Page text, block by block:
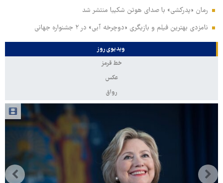
رمان «پدرکشی» با صدای هوتن شکیبا منتشر شد
نامزدی بهترین فیلم و بازیگری «دوچرخه آبی» در ۲ جشنواره جهانی
ویدیوی روز
خط قرمز
عکس
رواق